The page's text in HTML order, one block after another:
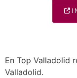
En Top Valladolid
Valladolid.